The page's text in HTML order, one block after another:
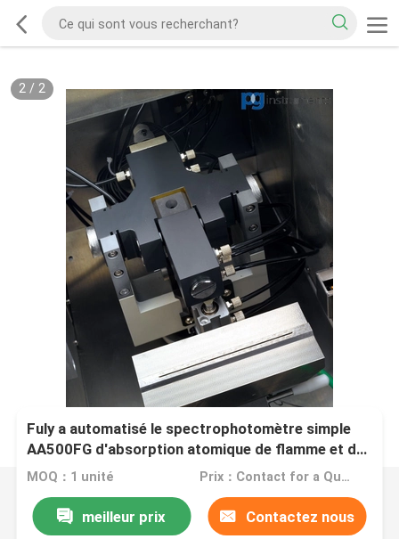
2/ 2
Fuly a automatisé le spectrophotomètre simple
AA500FG d'absorption atomique de flamme et de
graphite de faisceau
MOQ：1 unité Prix：Contact for a Quote
meilleur prix Contactez nous